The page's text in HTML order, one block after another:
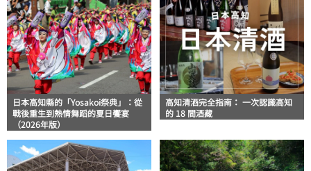
日本高知縣的「Yosakoi祭典」：從
戰後重生到熱情舞蹈的夏日饗宴
（2026年版）
高知清酒完全指南： 一次認識高知
的 18 間酒藏